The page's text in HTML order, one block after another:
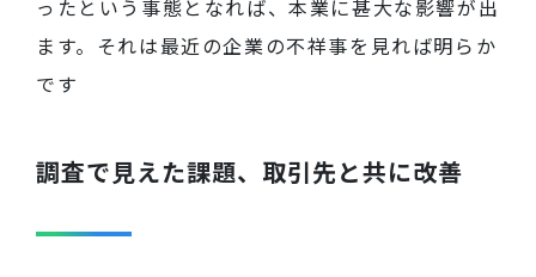
ったという事態となれば、本業に甚大な影響が出
ます。それは最近の企業の不祥事を見れば明らか
です
調査で見えた課題、取引先と共に改善